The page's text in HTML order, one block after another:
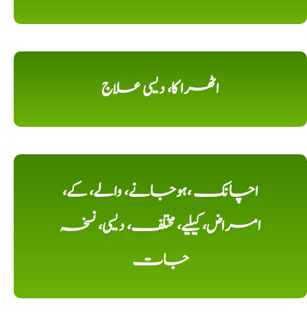
اٹھرا کا، دیسی علاج
اچانک ،ہوجانے، والے، کے،
امراض، کیلیے، مختلف، دیسی، نسخہ
جات